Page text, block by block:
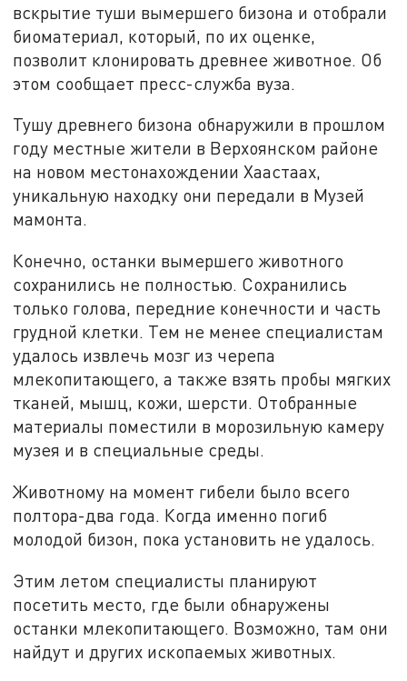
вскрытие туши вымершего бизона и отобрали
биоматериал, который, по их оценке,
позволит клонировать древнее животное. Об
этом сообщает пресс-служба вуза.
Тушу древнего бизона обнаружили в прошлом
году местные жители в Верхоянском районе
на новом местонахождении Хаастаах,
уникальную находку они передали в Музей
мамонта.
Конечно, останки вымершего животного
сохранились не полностью. Сохранились
только голова, передние конечности и часть
грудной клетки. Тем не менее специалистам
удалось извлечь мозг из черепа
млекопитающего, а также взять пробы мягких
тканей, мышц, кожи, шерсти. Отобранные
материалы поместили в морозильную камеру
музея и в специальные среды.
Животному на момент гибели было всего
полтора-два года. Когда именно погиб
молодой бизон, пока установить не удалось.
Этим летом специалисты планируют
посетить место, где были обнаружены
останки млекопитающего. Возможно, там они
найдут и других ископаемых животных.